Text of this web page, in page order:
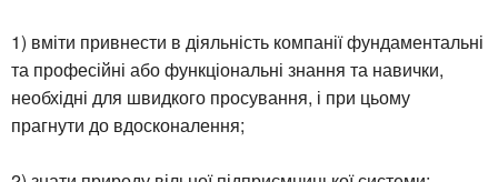
1) вміти привнести в діяльність компанії фундаментальні
та професійні або функціональні знання та навички,
необхідні для швидкого просування, і при цьому
прагнути до вдосконалення;